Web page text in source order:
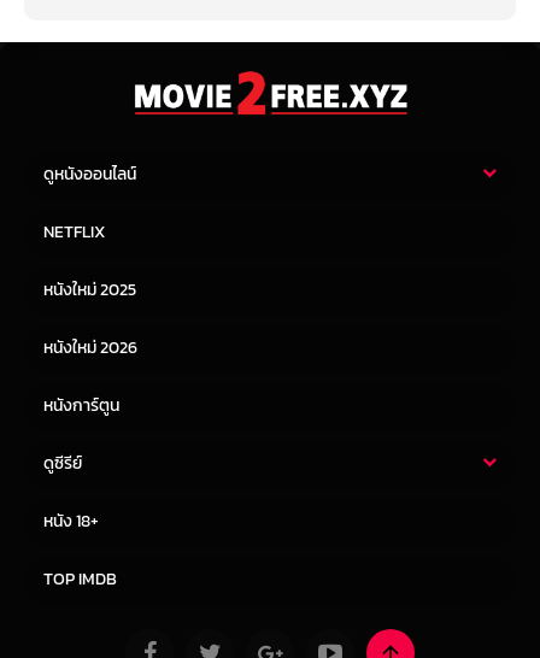
ดูหนังออนไลน์
หนังจีน
NETFLIX
หนังใหม่ 2025
หนังใหม่ 2026
หนังการ์ตูน
ดูซีรีย์
หนัง 18+
TOP IMDB